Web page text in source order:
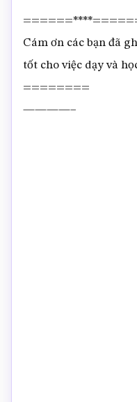
Cám ơn các bạn đã
tốt cho việc dạy và
========
————–